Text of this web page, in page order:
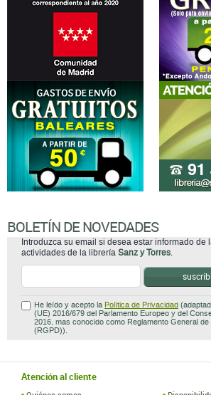
BOLETÍN DE NOVEDADES
Introduzca su email si desea estar informado de
actividades de la librería Sanz y Torres.
He leído y acepto la Política de Privacidad
(UE) 2016/679 del Parlamento Europeo y del
2016, mas conocido como Reglamento General
(RGPD)).
Atención al cliente